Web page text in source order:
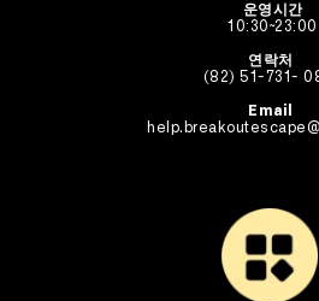
운영시간
10:30~23:00
연락처
(82) 51-731-
Email